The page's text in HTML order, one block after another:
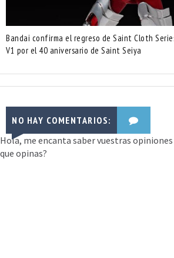
Bandai confirma el regreso de Saint Cloth
V1 por el 40 aniversario de Saint Seiya
NO HAY COMENTARIOS:
Hola, me encanta saber vuestras
que opinas?